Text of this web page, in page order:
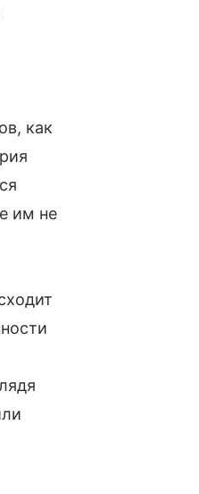
как
им не